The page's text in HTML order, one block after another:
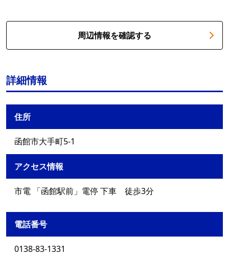
周辺情報を確認する
詳細情報
住所
函館市大手町5-1
アクセス情報
市電 「函館駅前」電停 下車 徒歩3分
電話番号
0138-83-1331